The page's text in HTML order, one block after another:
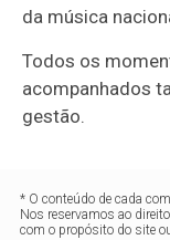
da música
Todos os
acompanhados
gestão.
* O conteúdo de cada
Nos reservamos ao
com o propósito do site